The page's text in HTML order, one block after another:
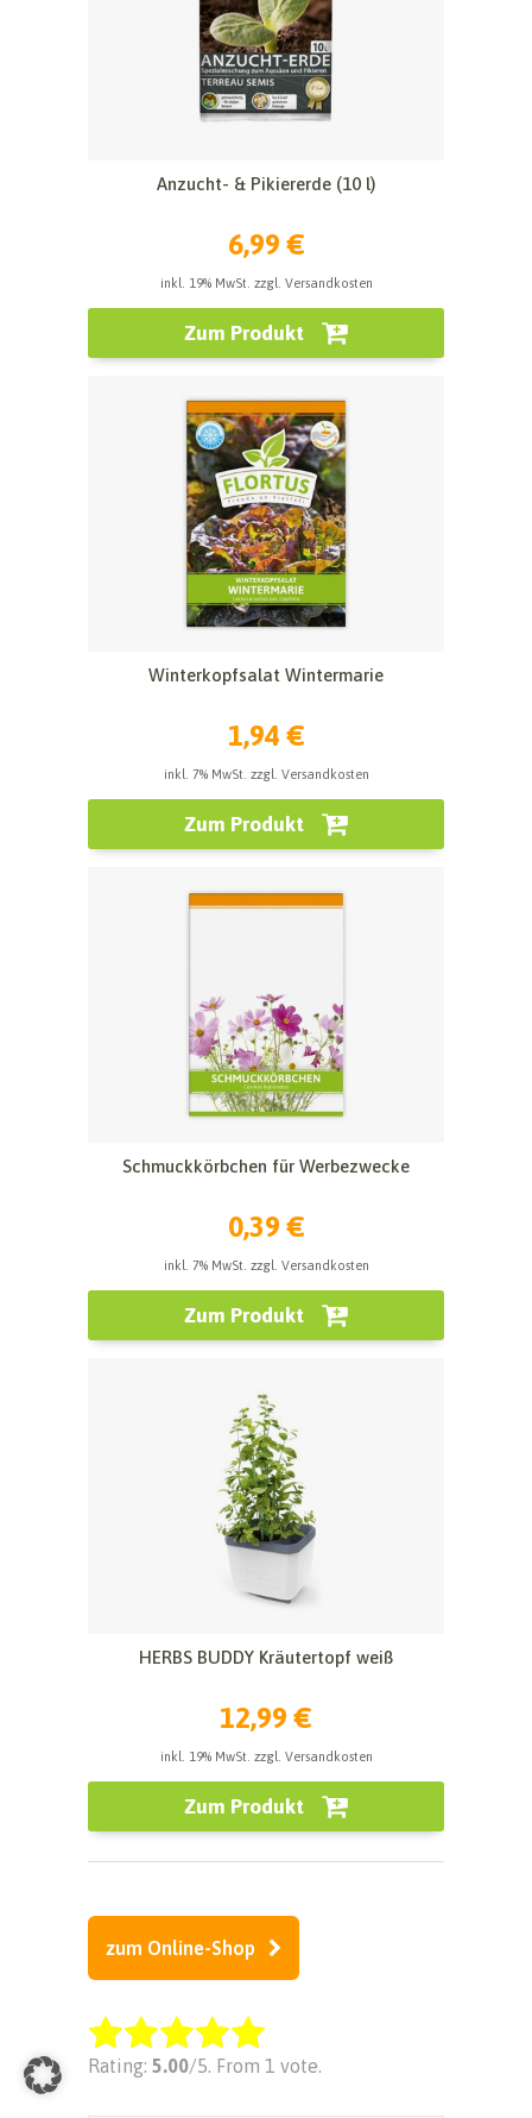
Anzucht- & Pikiererde (10 l)
6,99 €
inkl. 19% MwSt. zzgl. Versandkosten
Zum Produkt
Winterkopfsalat Wintermarie
1,94 €
inkl. 7% MwSt. zzgl. Versandkosten
Zum Produkt
Schmuckkörbchen für Werbezwecke
0,39 €
inkl. 7% MwSt. zzgl. Versandkosten
Zum Produkt
HERBS BUDDY Kräutertopf weiß
12,99 €
inkl. 19% MwSt. zzgl. Versandkosten
Zum Produkt
zum Online-Shop
Rate this item:
Rating: 5.00/5. From 1 vote.